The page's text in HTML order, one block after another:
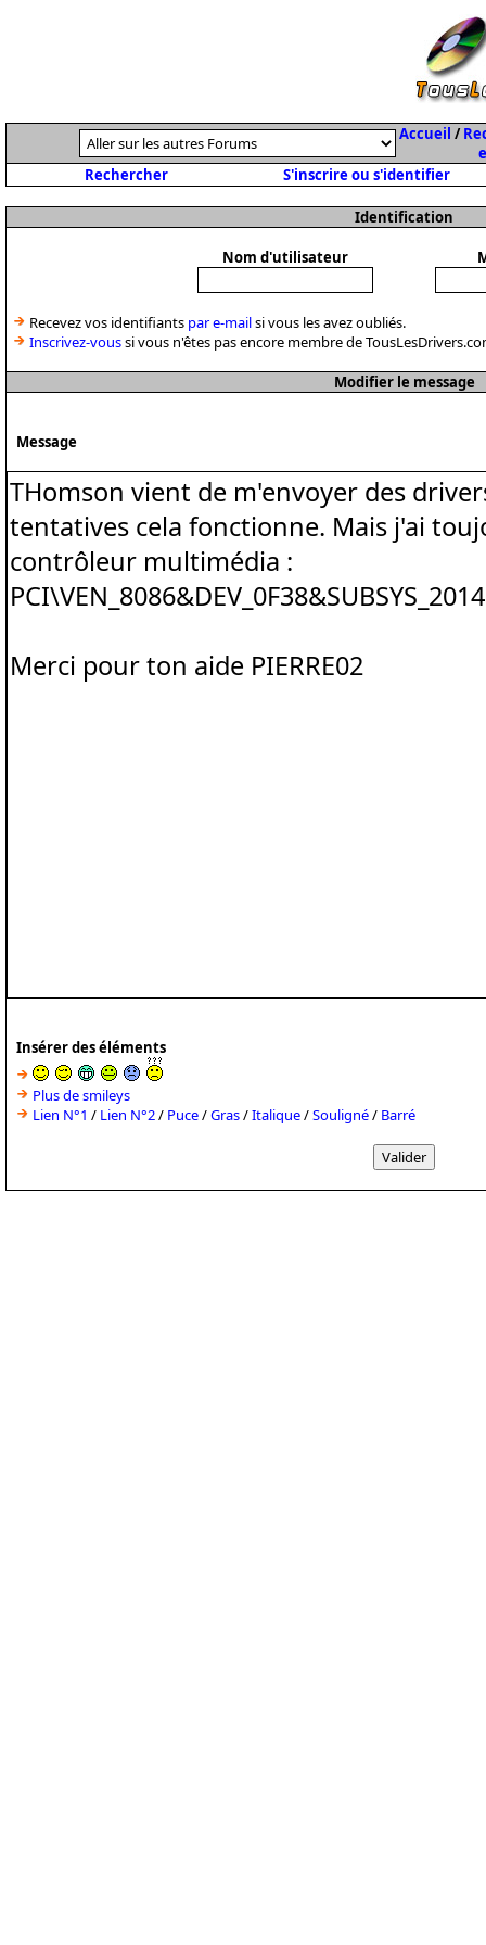
Accueil /
Rechercher
S'inscrire ou s'identifier
Identification
Nom d'utilisateur
Recevez vos identifiants par e-mailsi vous les avez oubliés.
Inscrivez-voussi vous n'êtes pas encore membre de
Modifier le message
Message
Insérer des éléments
Plus de smileys
Lien N°1 / Lien N°2/ Puce/Gras/Italique/Souligné/ Barré